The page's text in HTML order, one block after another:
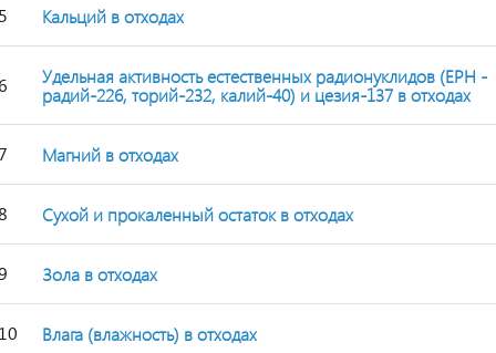
Кальций в отходах
Удельная активность естественных радионуклидов (ЕРН -
радий-226, торий-232, калий-40) и цезия-137 в отходах
Магний в отходах
Сухой и прокаленный остаток в отходах
Зола в отходах
Влага (влажность) в отходах